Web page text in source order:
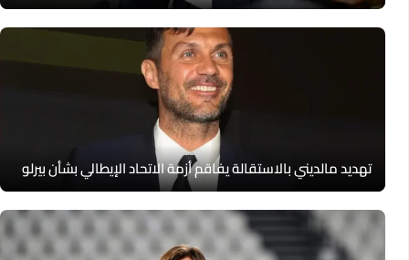
تهديد مالديني بالاستقالة يفاقم أزمة الاتحاد الإيطالي بشأن بيرلو